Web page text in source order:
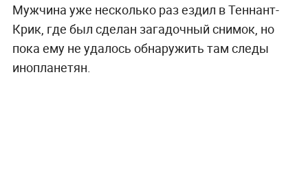
Мужчина уже несколько раз ездил в Теннант-
Крик, где был сделан загадочный снимок, но
пока ему не удалось обнаружить там следы
инопланетян.